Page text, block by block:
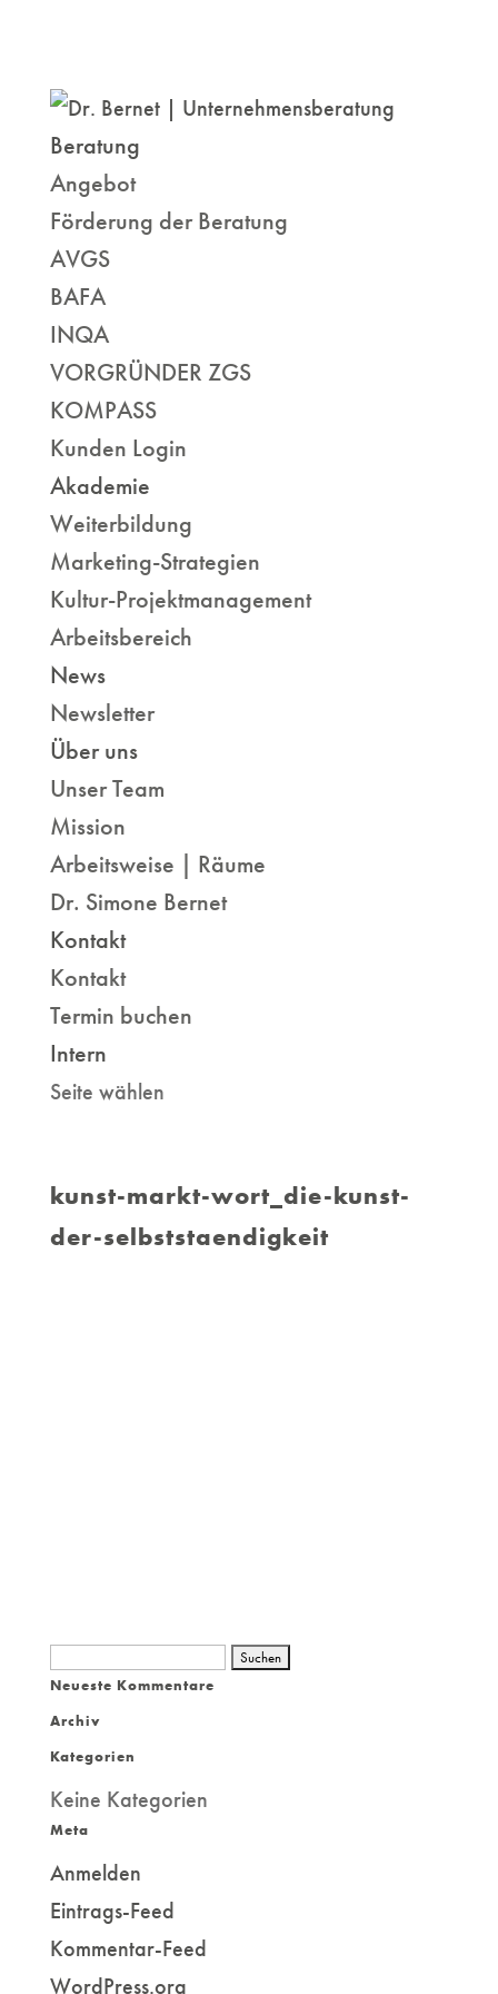
Beratung
Angebot
Förderung der Beratung
AVGS
BAFA
INQA
VORGRÜNDER ZGS
KOMPASS
Kunden Login
Akademie
Weiterbildung
Marketing-Strategien
Kultur-Projektmanagement
Arbeitsbereich
News
Newsletter
Über uns
Unser Team
Mission
Arbeitsweise | Räume
Dr. Simone Bernet
Kontakt
Kontakt
Termin buchen
Intern
Seite wählen
kunst-markt-wort_die-kunst-
der-selbststaendigkeit
Suchen
nach:
Neueste Kommentare
Archiv
Kategorien
Keine Kategorien
Meta
Anmelden
Eintrags-Feed
Kommentar-Feed
WordPress.org